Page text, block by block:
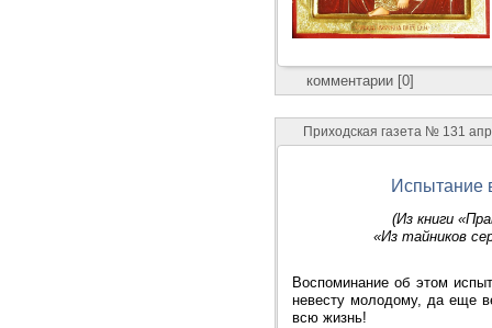
комментарии [0]
Приходская газета № 131
Испытание
(Из книги
«Из тайников
Воспоминание об этом
невесту молодому, да еще
всю жизнь!